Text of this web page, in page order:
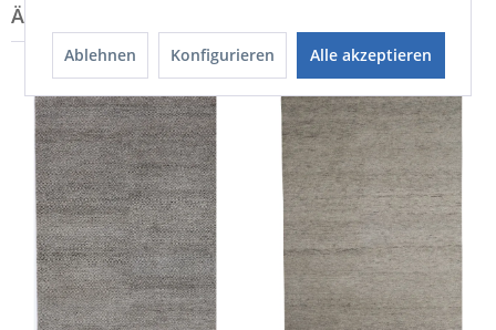
Ablehnen Konfigurieren Alle akzeptieren